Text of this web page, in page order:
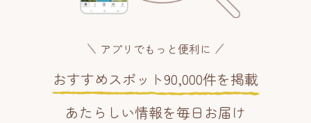
アプリでもっと便利に
おすすめスポット90,000件を掲載
あたらしい情報を毎日お届け